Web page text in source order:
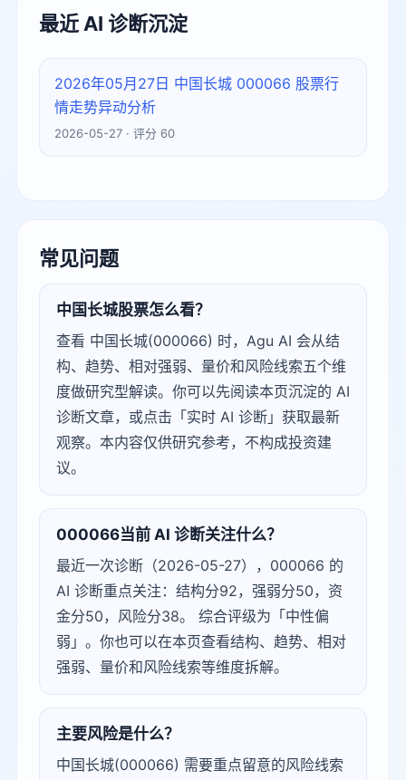
最近 AI 诊断沉淀
2026年05月27日 中国长城 000066 股票行
情走势异动分析
2026-05-27 · 评分 60
常见问题
中国长城股票怎么看？
查看 中国长城(000066) 时，Agu AI 会从结
构、趋势、相对强弱、量价和风险线索五个维
度做研究型解读。你可以先阅读本页沉淀的 AI
诊断文章，或点击「实时 AI 诊断」获取最新
观察。本内容仅供研究参考，不构成投资建
议。
000066当前 AI 诊断关注什么？
最近一次诊断（2026-05-27），000066 的
AI 诊断重点关注：结构分92，强弱分50，资
金分50，风险分38。 综合评级为「中性偏
弱」。你也可以在本页查看结构、趋势、相对
强弱、量价和风险线索等维度拆解。
主要风险是什么？
中国长城(000066) 需要重点留意的风险线索